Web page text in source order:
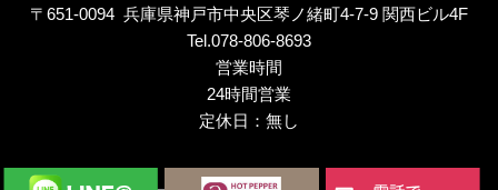
〒651-0094 兵庫県神戸市中央区琴ノ緒町4-7-9 関西ビル4F
Tel.078-806-8693
営業時間
24時間営業
定休日：無し